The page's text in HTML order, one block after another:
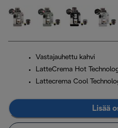
Vastajauhettu kahvi
LatteCrema Hot
Lattecrema Cool
Lisää